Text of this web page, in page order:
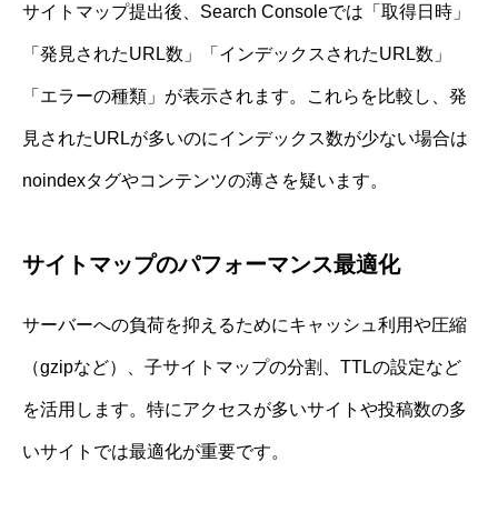
サイトマップ提出後、Search Consoleでは「取得日時」
「発見されたURL数」「インデックスされたURL数」
「エラーの種類」が表示されます。これらを比較し、発
見されたURLが多いのにインデックス数が少ない場合は
noindexタグやコンテンツの薄さを疑います。
サイトマップのパフォーマンス最適化
サーバーへの負荷を抑えるためにキャッシュ利用や圧縮
（gzipなど）、子サイトマップの分割、TTLの設定など
を活用します。特にアクセスが多いサイトや投稿数の多
いサイトでは最適化が重要です。